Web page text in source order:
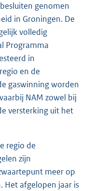
genomen
in Groningen. De
volledig
Programma
in
en de
gaswinning worden
NAM zowel bij
versterking uit het
regio de
zijn
meer op
Het afgelopen jaar is